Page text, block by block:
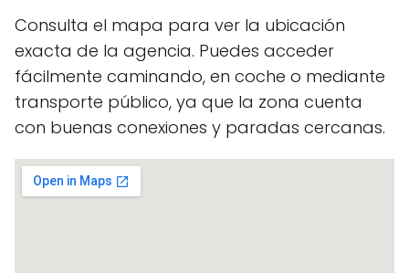
Consulta el mapa para ver la ubicación
exacta de la agencia. Puedes acceder
fácilmente caminando, en coche o mediante
transporte público, ya que la zona cuenta
con buenas conexiones y paradas cercanas.